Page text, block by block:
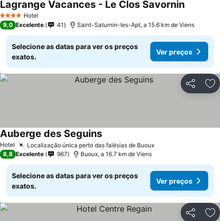
4 EstrelasHotel
Lagrange Vacances - Le Clos Savornin
9,0 Excelente 41 Saint-Saturnin-les-Apt, a 15.6 km de Viens
Selecione as datas para ver os preços
exatos.
Ver preços
Partilhar
Hotel Localização única perto das falésias de Buoux
Auberge des Seguins
8,8 Excelente 967 Buoux, a 16.7 km de Viens
Selecione as datas para ver os preços
exatos.
Ver preços
Partilhar